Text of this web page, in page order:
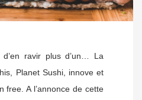
ravir plus d’un… La
Planet Sushi, innove et
free. A l’annonce de cette